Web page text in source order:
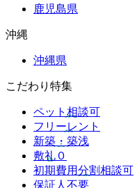
鹿児島県
沖縄
沖縄県
こだわり特集
ペット相談可
フリーレント
新築・築浅
敷礼０
初期費用分割相談可
保証人不要